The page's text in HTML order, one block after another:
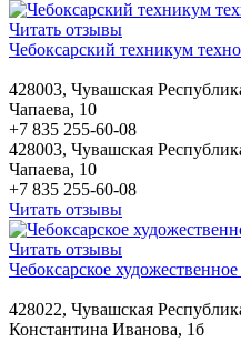
Читать отзывы
Чебоксарский техникум
428003, Чувашская
Чапаева, 10
+7 835 255-60-08
428003, Чувашская
Чапаева, 10
+7 835 255-60-08
Читать отзывы
Читать отзывы
Чебоксарское
428022, Чувашская
Константина Иванова, 1б